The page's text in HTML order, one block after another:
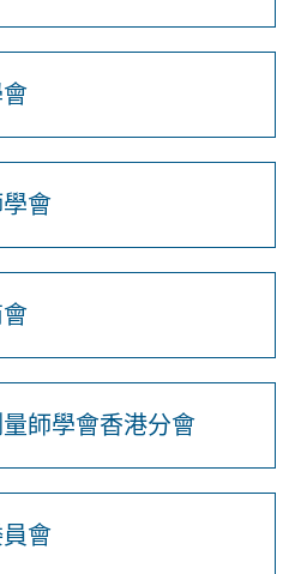
會
師學會香港分會
會